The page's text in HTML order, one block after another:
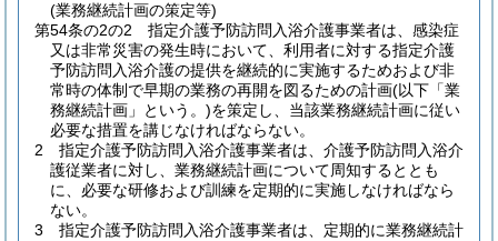
(業務継続計画の策定等)
第54条の2の2
指定介護予防訪問入浴介護事業者は、感染症
又は非常災害の発生時において、利用者に対する指定介護
予防訪問入浴介護の提供を継続的に実施するためおよび非
常時の体制で早期の業務の再開を図るための計画(以下「業
務継続計画」という。)を策定し、当該業務継続計画に従い
必要な措置を講じなければならない。
2
指定介護予防訪問入浴介護事業者は、介護予防訪問入浴介
護従業者に対し、業務継続計画について周知するととも
に、必要な研修および訓練を定期的に実施しなければなら
ない。
3
指定介護予防訪問入浴介護事業者は、定期的に業務継続計